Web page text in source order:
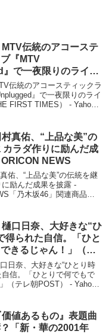
伝統のアコーステ
『MTV
で一夜限りのライブ
FIRST TIMES） –
ース – Yahoo!ニュー
伝統のアコースティックラ
』で一夜限りのライ
FIRST TIMES） - Yahoo!
真佑、“上品な美”の
カラダ作りに励んだ成
NEWS
佑、“上品な美”の伝統を継
励んだ成果を披露 -
「乃木坂46」関連商品乃
46田...
口日奈、大好きな“ひ
得られた自信。「ひと
きるじゃん！」（テ
– Yahoo!ニュース –
ス
日奈、大好きな“ひとり時
自信。「ひとりで何でもで
（テレ朝POST） - Yahoo!
られた自...
値あるもの』表題曲
「新・華の2001年